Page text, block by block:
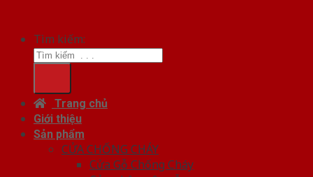
Tìm kiếm:
Trang chủ
Giới thiệu
Sản phẩm
CỬA CHỐNG CHÁY
Cửa Gỗ Chống Cháy